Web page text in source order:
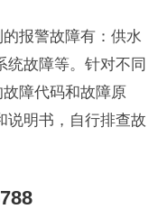
报警故障有：供水
统故障等。针对不同
障代码和故障原
说明书，自行排查故